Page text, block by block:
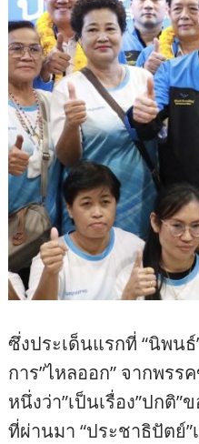
ซึ่งประเด็นแรกที่ “นิพนธ์
การ”ไหลออก” จากพร
หนึ่งว่า”เป็นเรื่อง”ปกติ”
ที่ผ่านมา “ประชาธิปัตย์”